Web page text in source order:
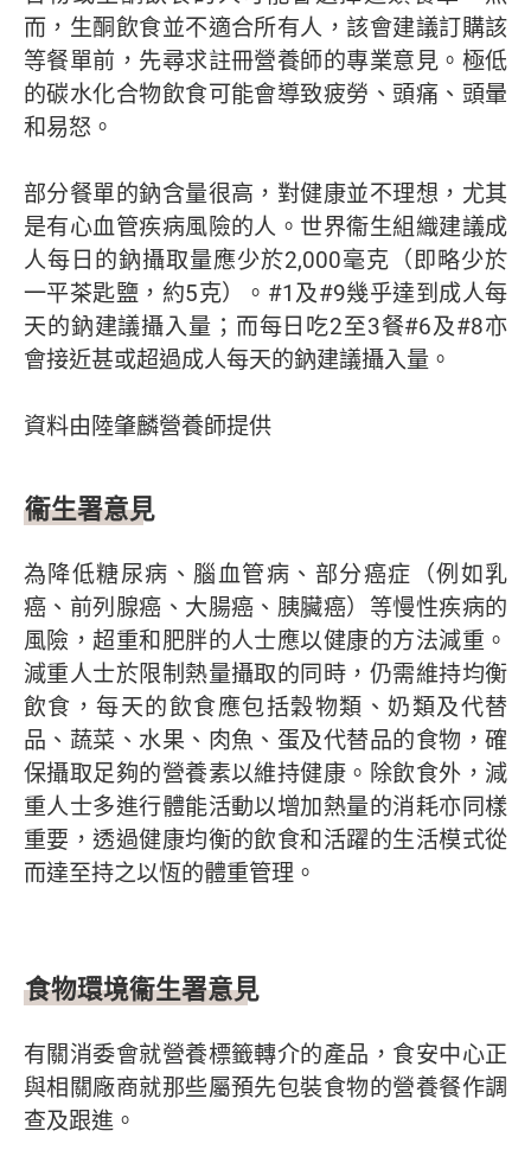
而，生酮飲食並不適合所有人，該會建議訂購該
等餐單前，先尋求註冊營養師的專業意見。極低
的碳水化合物飲食可能會導致疲勞、頭痛、頭暈
和易怒。
部分餐單的鈉含量很高，對健康並不理想，尤其
是有心血管疾病風險的人。世界衞生組織建議成
人每日的鈉攝取量應少於2,000毫克（即略少於
一平茶匙鹽，約5克）。#1及#9幾乎達到成人每
天的鈉建議攝入量；而每日吃2至3餐#6及#8亦
會接近甚或超過成人每天的鈉建議攝入量。
資料由陸肇麟營養師提供
衞生署意見
為降低糖尿病、腦血管病、部分癌症（例如乳
癌、前列腺癌、大腸癌、胰臟癌）等慢性疾病的
風險，超重和肥胖的人士應以健康的方法減重。
減重人士於限制熱量攝取的同時，仍需維持均衡
飲食，每天的飲食應包括穀物類、奶類及代替
品、蔬菜、水果、肉魚、蛋及代替品的食物，確
保攝取足夠的營養素以維持健康。除飲食外，減
重人士多進行體能活動以增加熱量的消耗亦同樣
重要，透過健康均衡的飲食和活躍的生活模式從
而達至持之以恆的體重管理。
食物環境衞生署意見
有關消委會就營養標籤轉介的產品，食安中心正
與相關廠商就那些屬預先包裝食物的營養餐作調
查及跟進。